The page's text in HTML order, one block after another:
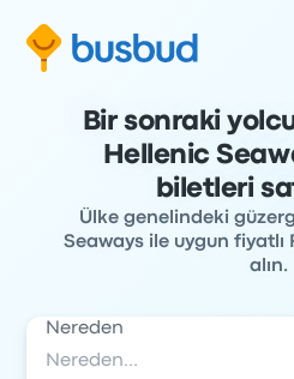
Bir sonraki
Hellenic
biletleri
Ülke genelindeki
Seaways ile uygun fiyatlı
alın.
Nereden